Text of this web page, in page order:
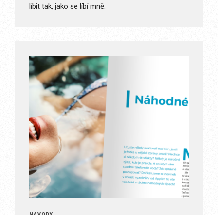
líbit tak, jako se líbí mně.